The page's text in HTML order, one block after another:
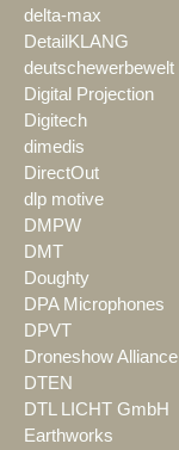
delta-max
DetailKLANG
deutschewerbewelt
Digital Projection
Digitech
dimedis
DirectOut
dlp motive
DMPW
DMT
Doughty
DPA Microphones
DPVT
Droneshow Alliance
DTEN
DTL LICHT GmbH
Earthworks